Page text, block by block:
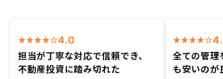
4.0
担当が丁寧な対応で信頼でき、
不動産投資に踏み切れた
全ての管理
も安いのが